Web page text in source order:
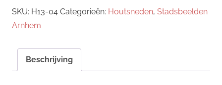
Marten
aantal
SKU: H13-04 Categorieën: Houtsneden, Stadsbeelden
Arnhem
Beschrijving